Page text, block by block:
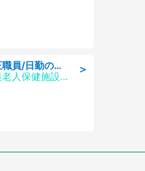
＞
「介護事務」資格必須/正職員/日勤のみ/介護老人保健施設
医療法人社団幸紀会/介護老人保健施設 グリーンビラ安江